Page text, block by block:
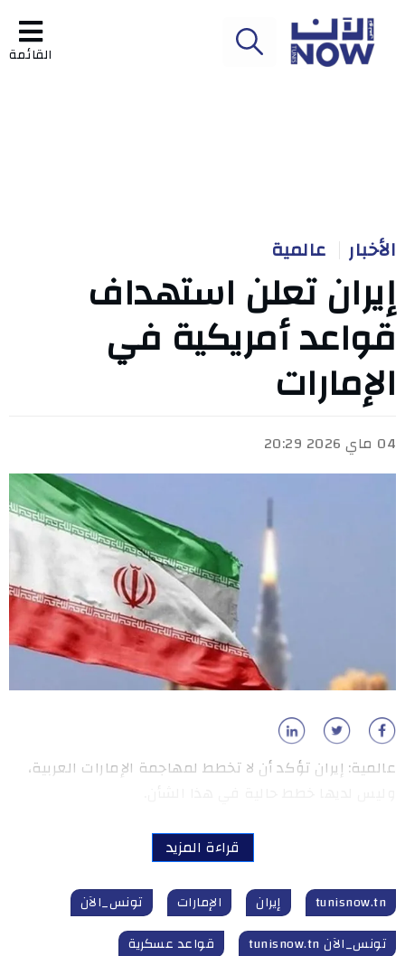
القائمة
الأخبار عالمية
إيران تعلن استهداف
قواعد أمريكية في
الإمارات
04 ماي 2026 20:29
عالمية: إيران تؤكد أن لا تخطط لمهاجمة الإمارات العربية،
قراءة المزيد
tunisnow.tn إيران الإمارات
تونس_الآن
تونس_الآن tunisnow.tn
قواعد عسكرية